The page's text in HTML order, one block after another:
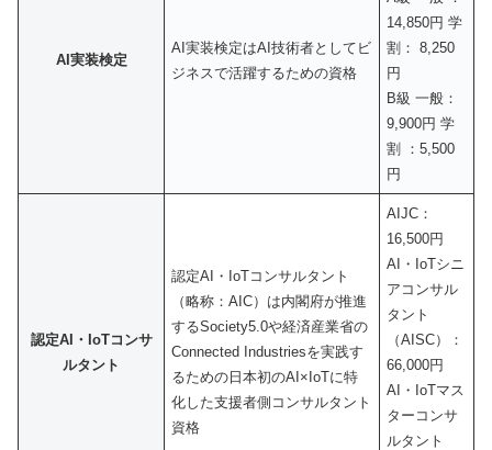
AI実装検定
AI実装検定はAI技術者としてビ
ジネスで活躍するための資格
14,850円 学
割： 8,250
円
B級 一般：
9,900円 学
割 ：5,500
円
認定AI・IoTコンサ
ルタント
認定AI・IoTコンサルタント
（略称：AIC）は内閣府が推進
するSociety5.0や経済産業省の
Connected Industriesを実践す
るための日本初のAI×IoTに特
化した支援者側コンサルタント
資格
AIJC：
16,500円
AI・IoTシニ
アコンサル
タント
（AISC）：
66,000円
AI・IoTマス
ターコンサ
ルタント